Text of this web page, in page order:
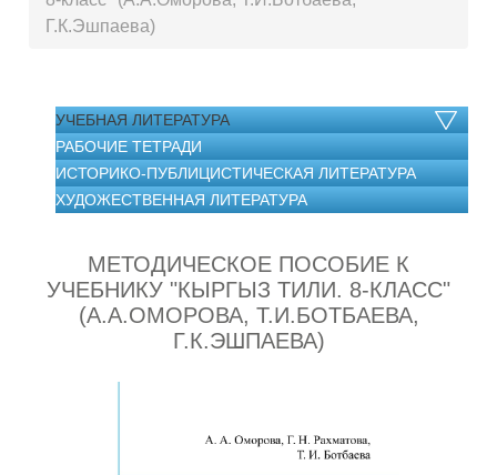
Г.К.Эшпаева)
УЧЕБНАЯ ЛИТЕРАТУРА
РАБОЧИЕ ТЕТРАДИ
ИСТОРИКО-ПУБЛИЦИСТИЧЕСКАЯ ЛИТЕРАТУРА
ХУДОЖЕСТВЕННАЯ ЛИТЕРАТУРА
МЕТОДИЧЕСКОЕ ПОСОБИЕ К
УЧЕБНИКУ "КЫРГЫЗ ТИЛИ. 8-КЛАСС"
(А.А.ОМОРОВА, Т.И.БОТБАЕВА,
Г.К.ЭШПАЕВА)